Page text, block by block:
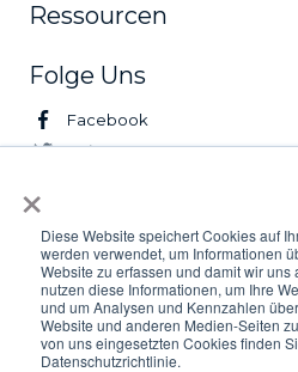
×
Diese Website speichert Cookies auf
werden verwendet, um Informationen
Website zu erfassen und damit wir
nutzen diese Informationen, um Ihre
und um Analysen und Kennzahlen
Website und anderen Medien-Seiten
von uns eingesetzten Cookies finden
Datenschutzrichtlinie.
Ressourcen
Folge Uns
Facebook
Twitter
© 2026 Logifleet. All Rights
Privacy AGB